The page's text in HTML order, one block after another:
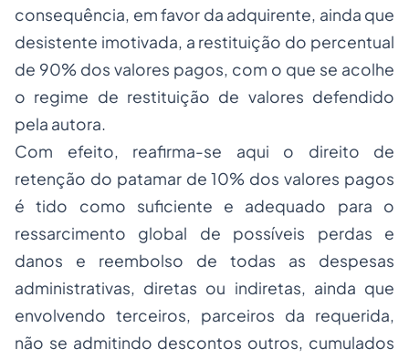
consequência, em favor da adquirente, ainda que
desistente imotivada, a restituição do percentual
de 90% dos valores pagos, com o que se acolhe
o regime de restituição de valores defendido
pela autora.
Com efeito, reafirma-se aqui o direito de
retenção do patamar de 10% dos valores pagos
é tido como suficiente e adequado para o
ressarcimento global de possíveis perdas e
danos e reembolso de todas as despesas
administrativas, diretas ou indiretas, ainda que
envolvendo terceiros, parceiros da requerida,
não se admitindo descontos outros, cumulados